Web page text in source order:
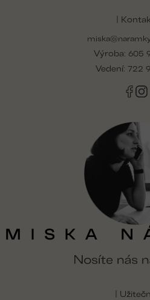
|
Výroba: 605
Vedení: 722
|